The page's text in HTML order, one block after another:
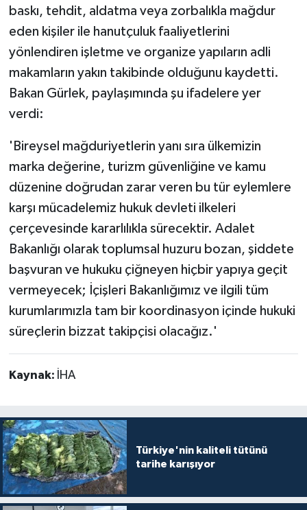
baskı, tehdit, aldatma veya zorbalıkla mağdur
eden kişiler ile hanutçuluk faaliyetlerini
yönlendiren işletme ve organize yapıların adli
makamların yakın takibinde olduğunu kaydetti.
Bakan Gürlek, paylaşımında şu ifadelere yer
verdi:
'Bireysel mağduriyetlerin yanı sıra ülkemizin
marka değerine, turizm güvenliğine ve kamu
düzenine doğrudan zarar veren bu tür eylemlere
karşı mücadelemiz hukuk devleti ilkeleri
çerçevesinde kararlılıkla sürecektir. Adalet
Bakanlığı olarak toplumsal huzuru bozan, şiddete
başvuran ve hukuku çiğneyen hiçbir yapıya geçit
vermeyecek; İçişleri Bakanlığımız ve ilgili tüm
kurumlarımızla tam bir koordinasyon içinde hukuki
süreçlerin bizzat takipçisi olacağız.'
Kaynak: İHA
Türkiye'nin kaliteli tütünü
tarihe karışıyor